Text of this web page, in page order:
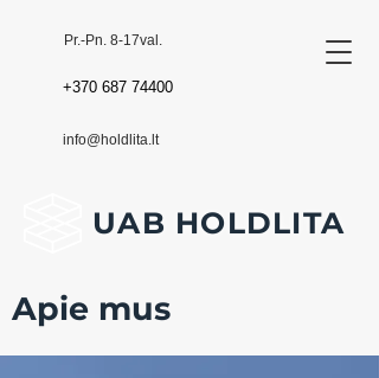
Pr.-Pn. 8-17val.
+370 687 74400
info@holdlita.lt
UAB HOLDLITA
Apie mus